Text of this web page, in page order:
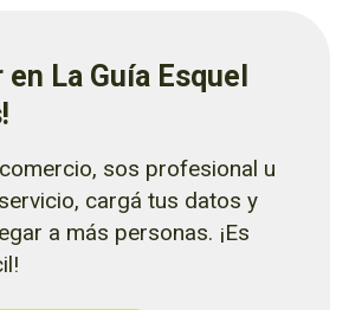
La Guía Esquel
sos profesional u
cargá tus datos y
a más personas. ¡Es